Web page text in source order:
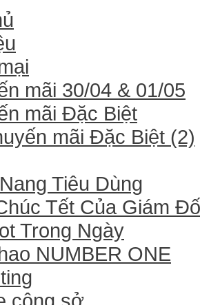
mãi 30/04 & 01/05
mãi Đặc Biệt
mãi Đặc Biệt (2)
Tiêu Dùng
Tết Của Giám
Trong Ngày
NUMBER ONE